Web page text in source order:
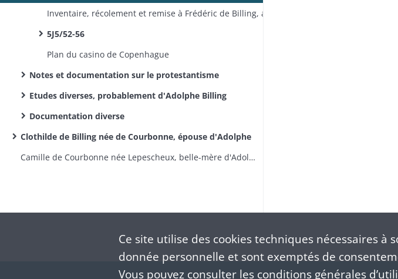
5J5/52-56
Plan du casino de Copenhague
Notes et documentation sur le protestantisme
Etudes diverses, probablement d'Adolphe Billing
Documentation diverse
Clothilde de Billing née de Courbonne, épouse d'Adolphe
Camille de Courbonne née Lepescheux, belle-mère d'Adolphe
Ce site utilise des cookiestechniques nécessaires à
donnée personnelle et sont exemptés de
Vous pouvez consulter les conditions générales